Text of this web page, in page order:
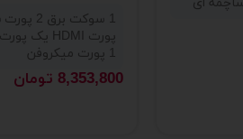
1 پورت میکروفن
8,353,800 تومان